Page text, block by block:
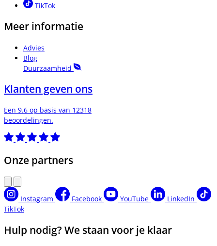
TikTok
Meer informatie
Advies
Blog
Duurzaamheid
Klanten geven ons
Een 9.6 op basis van 12318
beoordelingen.
Onze partners
Instagram Facebook YouTube
LinkedIn
TikTok
Hulp nodig? We staan voor je klaar